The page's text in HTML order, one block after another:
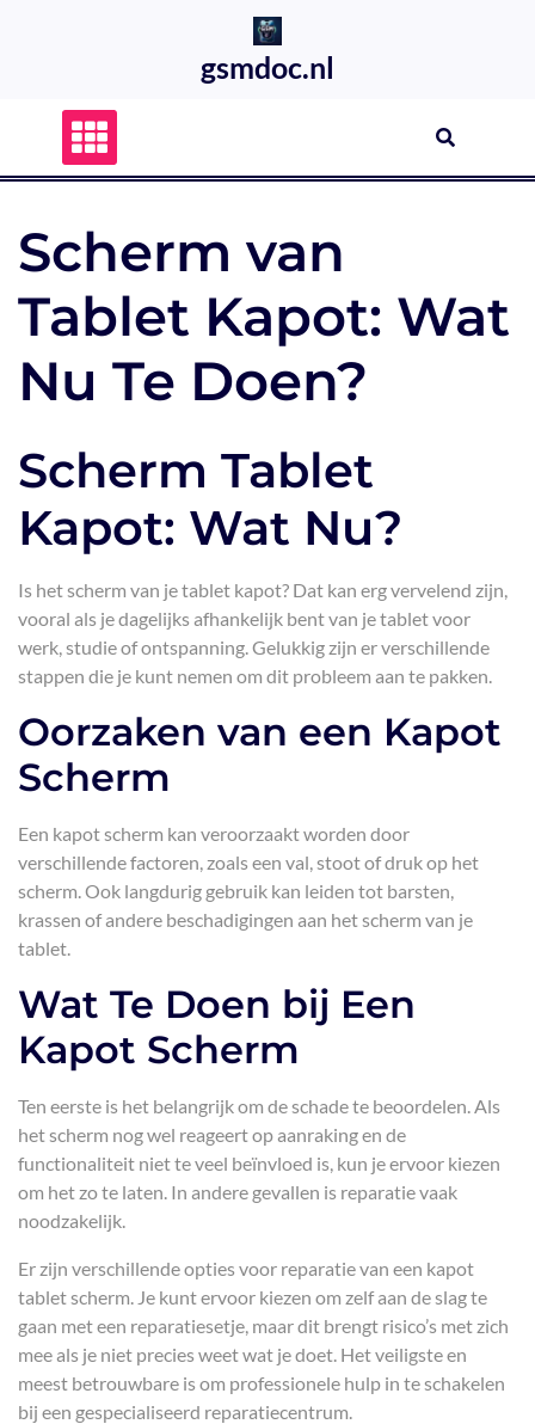
gsmdoc.nl
Scherm van
Tablet Kapot: Wat
Nu Te Doen?
Scherm Tablet
Kapot: Wat Nu?
Is het scherm van je tablet kapot? Dat kan erg vervelend zijn,
vooral als je dagelijks afhankelijk bent van je tablet voor
werk, studie of ontspanning. Gelukkig zijn er verschillende
stappen die je kunt nemen om dit probleem aan te pakken.
Oorzaken van een Kapot
Scherm
Een kapot scherm kan veroorzaakt worden door
verschillende factoren, zoals een val, stoot of druk op het
scherm. Ook langdurig gebruik kan leiden tot barsten,
krassen of andere beschadigingen aan het scherm van je
tablet.
Wat Te Doen bij Een
Kapot Scherm
Ten eerste is het belangrijk om de schade te beoordelen. Als
het scherm nog wel reageert op aanraking en de
functionaliteit niet te veel beïnvloed is, kun je ervoor kiezen
om het zo te laten. In andere gevallen is reparatie vaak
noodzakelijk.
Er zijn verschillende opties voor reparatie van een kapot
tablet scherm. Je kunt ervoor kiezen om zelf aan de slag te
gaan met een reparatiesetje, maar dit brengt risico’s met zich
mee als je niet precies weet wat je doet. Het veiligste en
meest betrouwbare is om professionele hulp in te schakelen
bij een gespecialiseerd reparatiecentrum.